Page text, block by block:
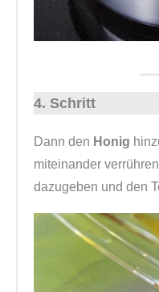
4. Schritt
Dann den Honig
miteinander
dazugeben und den